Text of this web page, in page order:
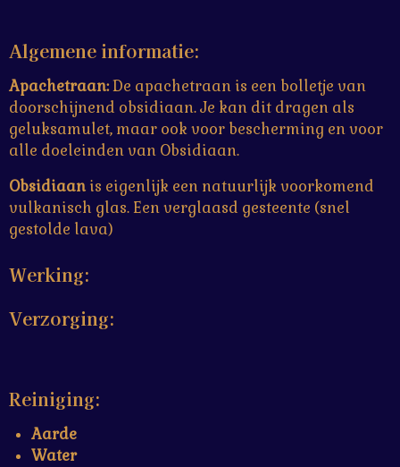
Algemene informatie:
Apachetraan:De apachetraan is een bolletje van
doorschijnend obsidiaan. Je kan dit dragen als
geluksamulet, maar ook voor bescherming en voor
alle doeleinden van Obsidiaan.
Obsidiaanis eigenlijk een natuurlijk voorkomend
vulkanisch glas. Een verglaasd gesteente (snel
gestolde lava)
Werking:
Verzorging:
Reiniging:
Aarde
Water